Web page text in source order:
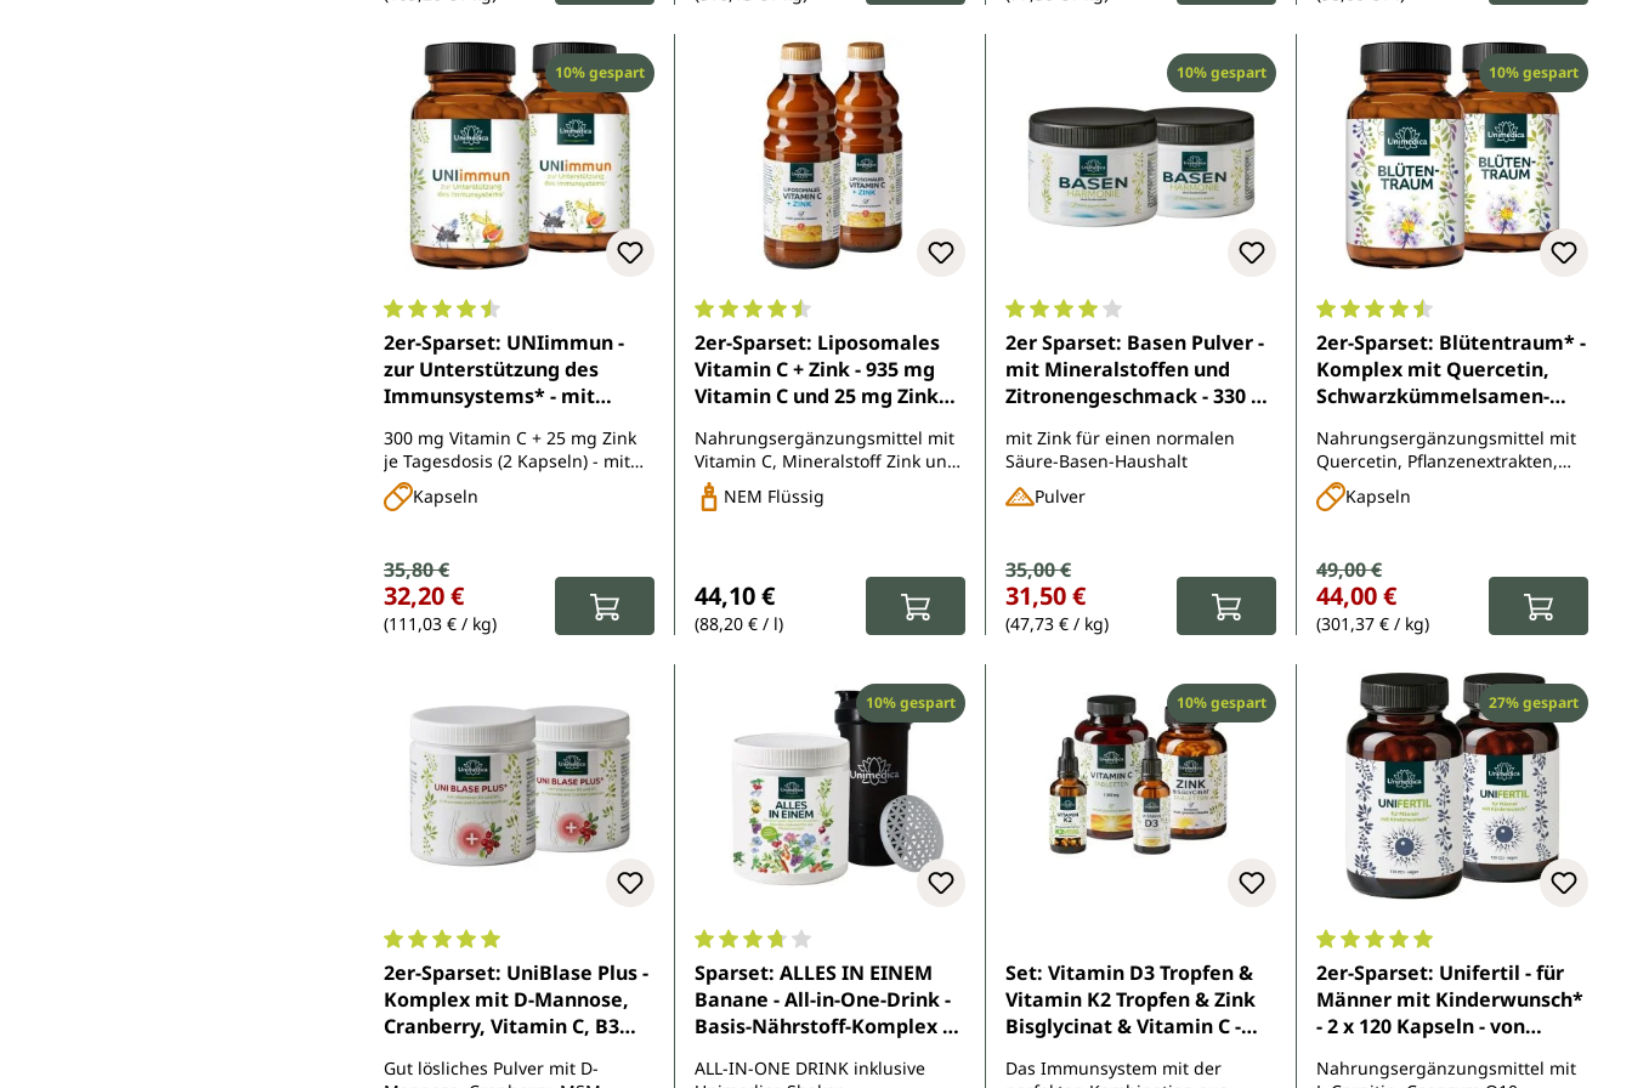
Rabatt
10% gespart
Durchschnittliche Bewertung von 4.6 von 5 Sternen
2er-Sparset: UNIimmun -
zur Unterstützung des
Immunsystems* - mit
Zink - 2 x 180 Kapseln
300 mg Vitamin C + 25 mg Zink
je Tagesdosis (2 Kapseln) - mit
Grapefruitextrakt, Quercetin und
Holunderbeeren
Kapseln
Verkaufspreis:
Regulärer Preis:
35,80 €
32,20 €
(111,03 € / kg)
Durchschnittliche Bewertung von 4.6 von 5 Sternen
2er-Sparset: Liposomales
Vitamin C + Zink - 935 mg
Vitamin C und 25 mg Zink
250 ml
Nahrungsergänzungsmittel mit
Vitamin C, Mineralstoff Zink und
Phospholipiden
NEM Flüssig
44,10 €
(88,20 € / l)
Rabatt
10% gespart
Durchschnittliche Bewertung von 4 von 5 Sternen
2er Sparset: Basen Pulver -
mit Mineralstoffen und
Zitronengeschmack - 330 g -
mit Zink für einen normalen
Säure-Basen-Haushalt
Pulver
Verkaufspreis:
Regulärer Preis:
35,00 €
31,50 €
(47,73 € / kg)
Rabatt
10% gespart
Durchschnittliche Bewertung von
2er-Sparset: Blütentraum* -
Komplex mit Quercetin,
Schwarzkümmelsamen-
- 2 x 90 Kapseln - von
Unimedica
Nahrungsergänzungsmittel mit
Quercetin, Pflanzenextrakten,
Vitaminen, Mineralstoffen und
Chlorophyll
Kapseln
Verkaufspreis:
Regulärer Preis:
49,00 €
44,00 €
(301,37 € / kg)
Durchschnittliche Bewertung von 5 von 5 Sternen
2er-Sparset: UniBlase Plus -
Komplex mit D-Mannose,
Cranberry, Vitamin C, B3
von Unimedica
Gut lösliches Pulver mit D-
Rabatt
10% gespart
Durchschnittliche Bewertung von 3.8 von 5 Sternen
Sparset: ALLES IN EINEM
Banane - All-in-One-Drink -
Basis-Nährstoff-Komplex +
500 ml - von Unimedica
ALL-IN-ONE DRINK inklusive
Rabatt
10% gespart
Set: Vitamin D3 Tropfen &
Vitamin K2 Tropfen & Zink
Bisglycinat & Vitamin C -
Das Immunsystem mit der
Rabatt
27% gespart
Durchschnittliche Bewertung von
2er-Sparset: Unifertil - für
Männer mit Kinderwunsch*
- 2 x 120 Kapseln - von
Mindesthaltbarkeitsdatum:
Nahrungsergänzungsmittel mit